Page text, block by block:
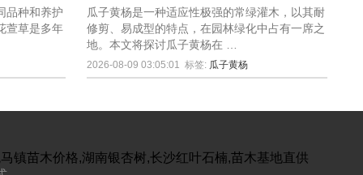
品种和养护
萱草是多年
瓜子黄杨是一种适应性极强的常绿灌木，以其耐
修剪、易成型的特点，在园林绿化中占有一席之
地。本文将探讨瓜子黄杨在 …
2026-08-09 03:05:01 标签: 瓜子黄杨
镇苗木价格,湖南银杏树,长沙红叶石楠,苗木基地直供